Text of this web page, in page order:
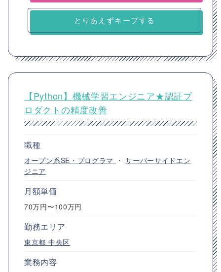
とりあえずキープする
【Python】機械学習エンジニア★認証プ
ロダクトの精度改善
職種
オープン系SE・プログラマ ・サーバーサイドエン
ジニア
月額単価
70万円〜100万円
勤務エリア
東京都 中央区
業務内容